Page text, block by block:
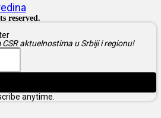
reserved.
aktuelnostima u Srbiji i regionu!
anytime.